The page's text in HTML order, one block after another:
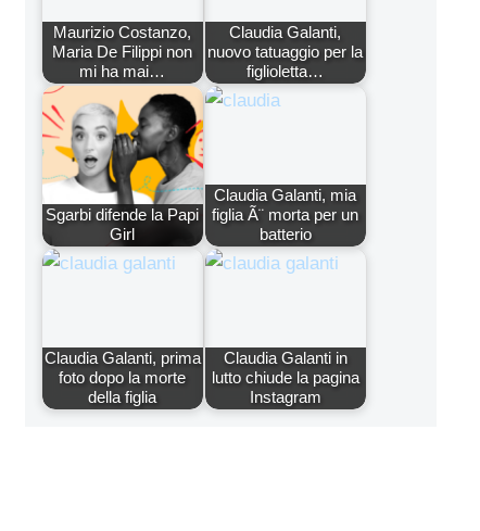
Maurizio Costanzo,
Maria De Filippi non
mi ha mai…
Claudia Galanti,
nuovo tatuaggio per la
figlioletta…
Sgarbi difende la Papi
Girl
Claudia Galanti, mia
figlia Ã¨ morta per un
batterio
Claudia Galanti, prima
foto dopo la morte
della figlia
Claudia Galanti in
lutto chiude la pagina
Instagram